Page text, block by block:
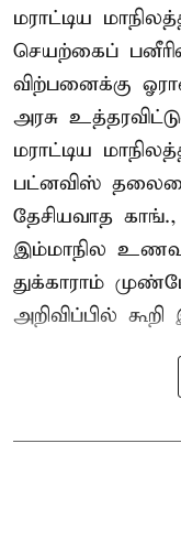
மராட்டிய
செயற்கைப்
விற்பனைக்கு
அரசு
மராட்டிய
பட்னவிஸ்
தேசியவாத
இம்மாநில உணவு
துக்காராம்
அறிவிப்பில்